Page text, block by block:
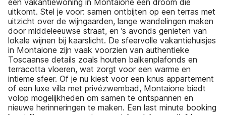
uitkomt. Stel je voor: samen ontbijten op een terras met
uitzicht over de wijngaarden, lange wandelingen maken
door middeleeuwse straat, en ’s avonds genieten van
lokale wijnen bij kaarslicht. De sfeervolle vakantiehuisjes
in Montaione zijn vaak voorzien van authentieke
Toscaanse details zoals houten balkenplafonds en
terracotta vloeren, wat zorgt voor een warme en
intieme sfeer. Of je nu kiest voor een knus appartement
of een luxe villa met privézwembad, Montaione biedt
volop mogelijkheden om samen te ontspannen en
nieuwe herinneringen te maken. Een last minute booking